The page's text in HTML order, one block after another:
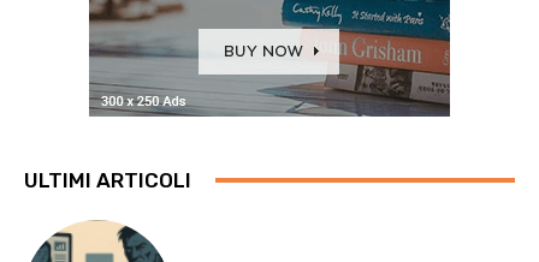
ULTIMI ARTICOLI